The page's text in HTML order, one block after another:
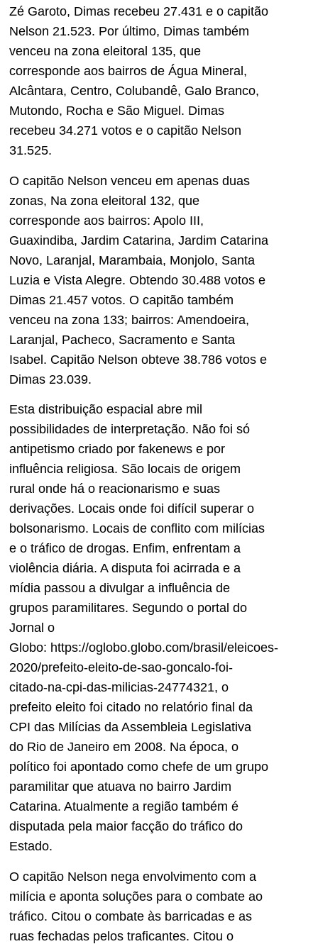
Zé Garoto, Dimas recebeu 27.431 e o capitão
Nelson 21.523. Por último, Dimas também
venceu na zona eleitoral 135, que
corresponde aos bairros de Água Mineral,
Alcântara, Centro, Colubandê, Galo Branco,
Mutondo, Rocha e São Miguel. Dimas
recebeu 34.271 votos e o capitão Nelson
31.525.
O capitão Nelson venceu em apenas duas
zonas, Na zona eleitoral 132, que
corresponde aos bairros: Apolo III,
Guaxindiba, Jardim Catarina, Jardim Catarina
Novo, Laranjal, Marambaia, Monjolo, Santa
Luzia e Vista Alegre. Obtendo 30.488 votos e
Dimas 21.457 votos. O capitão também
venceu na zona 133; bairros: Amendoeira,
Laranjal, Pacheco, Sacramento e Santa
Isabel. Capitão Nelson obteve 38.786 votos e
Dimas 23.039.
Esta distribuição espacial abre mil
possibilidades de interpretação. Não foi só
antipetismo criado por fakenews e por
influência religiosa. São locais de origem
rural onde há o reacionarismo e suas
derivações. Locais onde foi difícil superar o
bolsonarismo. Locais de conflito com milícias
e o tráfico de drogas. Enfim, enfrentam a
violência diária. A disputa foi acirrada e a
mídia passou a divulgar a influência de
grupos paramilitares. Segundo o portal do
Jornal o
Globo: https://oglobo.globo.com/brasil/eleicoes-
2020/prefeito-eleito-de-sao-goncalo-foi-
citado-na-cpi-das-milicias-24774321, o
prefeito eleito foi citado no relatório final da
CPI das Milícias da Assembleia Legislativa
do Rio de Janeiro em 2008. Na época, o
político foi apontado como chefe de um grupo
paramilitar que atuava no bairro Jardim
Catarina. Atualmente a região também é
disputada pela maior facção do tráfico do
Estado.
O capitão Nelson nega envolvimento com a
milícia e aponta soluções para o combate ao
tráfico. Citou o combate às barricadas e as
ruas fechadas pelos traficantes. Citou o